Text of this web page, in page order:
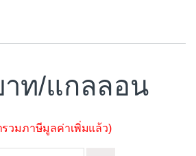
/แกลลอน
รวมภาษีมูลค่าเพิ่มแล้ว)